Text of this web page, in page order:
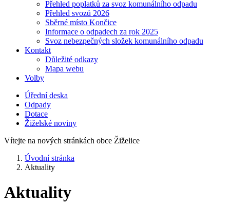
Přehled poplatků za svoz komunálního odpadu
Přehled svozů 2026
Sběrné místo Končice
Informace o odpadech za rok 2025
Svoz nebezpečných složek komunálního odpadu
Kontakt
Důležité odkazy
Mapa webu
Volby
Úřední deska
Odpady
Dotace
Žiželské noviny
Vítejte na nových stránkách obce Žiželice
Úvodní stránka
Aktuality
Aktuality